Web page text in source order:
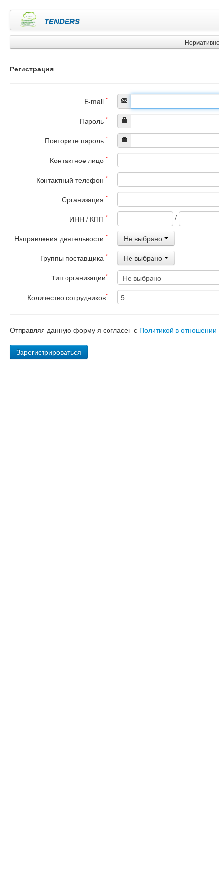
TENDERS
Регистрация
E-mail *
Пароль *
Повторите пароль *
Контактное лицо *
Контактный телефон *
Организация *
ИНН / КПП * /
Направления деятельности *
Не выбрано
Группы поставщика *
Не выбрано
Тип организации*
Количество сотрудников*
Отправляя данную форму я согласен с Политикой в